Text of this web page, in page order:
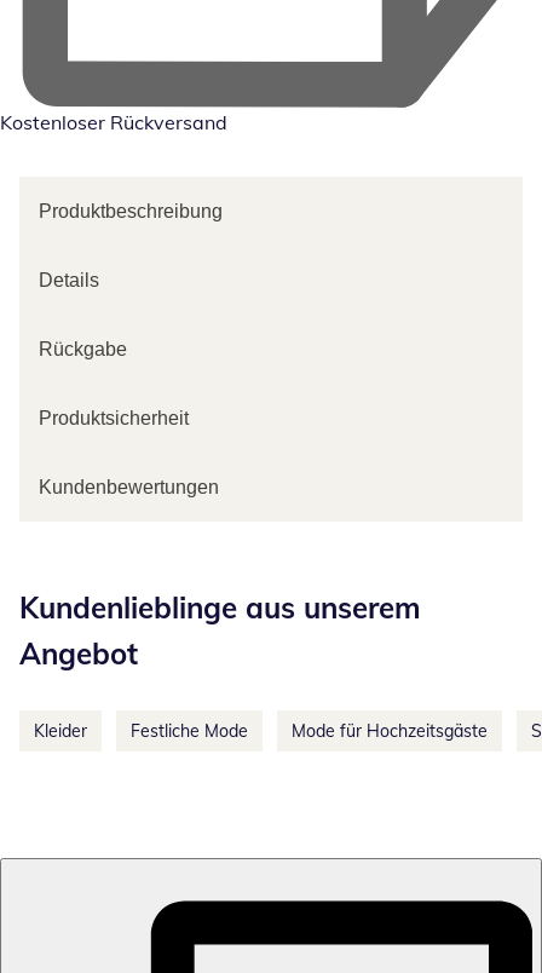
Kostenloser Rückversand
Produktbeschreibung
Details
Rückgabe
Produktsicherheit
Kundenbewertungen
Kundenlieblinge aus unserem
Angebot
Kleider Festliche Mode Mode für Hochzeitsgäste